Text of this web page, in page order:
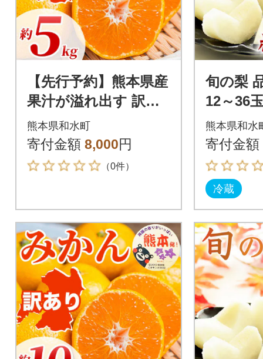
【先行予約】熊本県産
果汁が溢れ出す 訳あ
り みかん サイズミッ
クス 3S～3L 約5kg(和
水町)
熊本県和水町
寄付金額 8,000円
（0件）
旬の梨
12～36
町)
熊本県和水
寄付金額
冷蔵